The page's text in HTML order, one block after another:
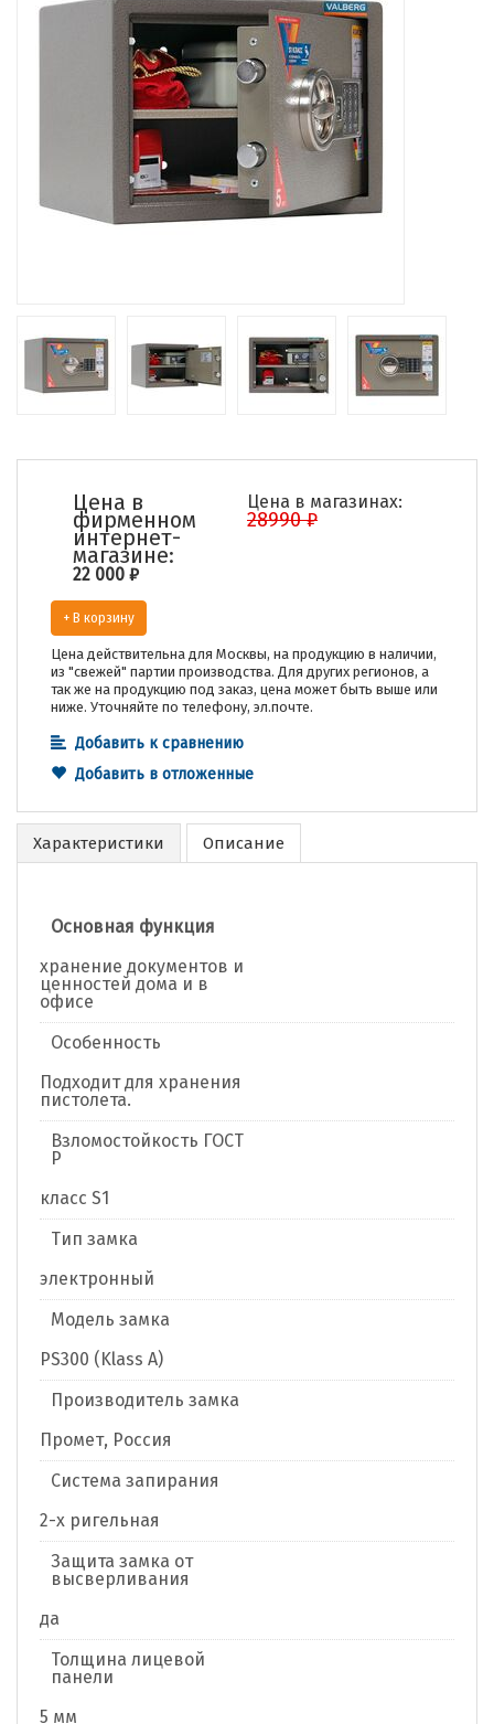
Цена в
фирменном
интернет-
магазине:
22 000 ₽
Цена в магазинах:
28990 ₽
+ В корзину
Цена действительна для Москвы, на продукцию в наличии,
из "свежей" партии производства. Для других регионов, а
так же на продукцию под заказ, цена может быть выше или
ниже. Уточняйте по телефону, эл.почте.
Добавить к сравнению
Добавить в отложенные
Характеристики Описание
Основная функция
хранение документов и
ценностей дома и в
офисе
Особенность
Подходит для хранения
пистолета.
Взломостойкость ГОСТ
Р
класс S1
Тип замка
электронный
Модель замка
PS300 (Klass A)
Производитель замка
Промет, Россия
Система запирания
2-х ригельная
Защита замка от
высверливания
да
Толщина лицевой
панели
5 мм